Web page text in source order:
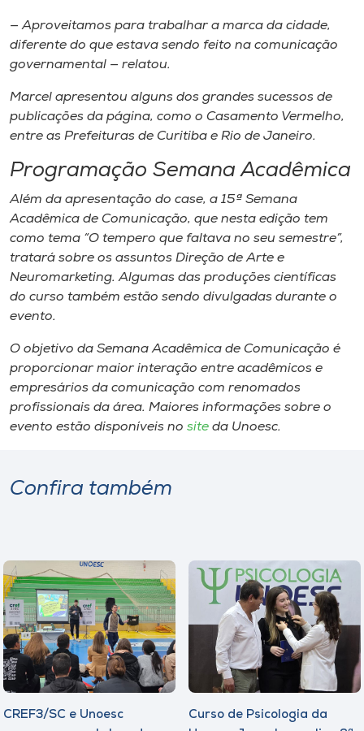
— Aproveitamos para trabalhar a marca da cidade,
diferente do que estava sendo feito na comunicação
governamental — relatou.
Marcel apresentou alguns dos grandes sucessos de
publicações da página, como o Casamento Vermelho,
entre as Prefeituras de Curitiba e Rio de Janeiro.
Programação Semana Acadêmica
Além da apresentação do case, a 15ª Semana
Acadêmica de Comunicação, que nesta edição tem
como tema “O tempero que faltava no seu semestre”,
tratará sobre os assuntos Direção de Arte e
Neuromarketing. Algumas das produções científicas
do curso também estão sendo divulgadas durante o
evento.
O objetivo da Semana Acadêmica de Comunicação é
proporcionar maior interação entre acadêmicos e
empresários da comunicação com renomados
profissionais da área. Maiores informações sobre o
evento estão disponíveis no site da Unoesc.
Confira também
CREF3/SC e Unoesc
Curso de Psicologia da